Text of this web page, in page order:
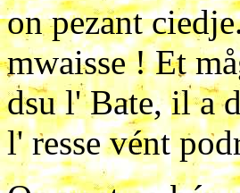
on pezant
mwaisse ! Et
dsu l' Bate, il a
l' resse vént